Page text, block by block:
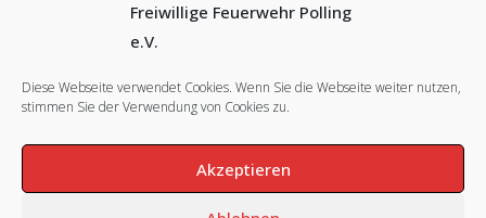
Freiwillige Feuerwehr Polling
e.V.
Diese Webseite verwendet Cookies. Wenn Sie die Webseite weiter nutzen,
stimmen Sie der Verwendung von Cookies zu.
Akzeptieren
Nächstes Bild